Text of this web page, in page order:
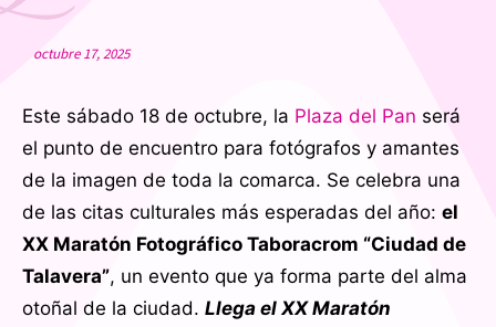
octubre 17, 2025
Este sábado 18 de octubre, la Plaza del Pan será
el punto de encuentro para fotógrafos y amantes
de la imagen de toda la comarca. Se celebra una
de las citas culturales más esperadas del año: el
XX Maratón Fotográfico Taboracrom “Ciudad de
Talavera”, un evento que ya forma parte del alma
otoñal de la ciudad. Llega el XX Maratón